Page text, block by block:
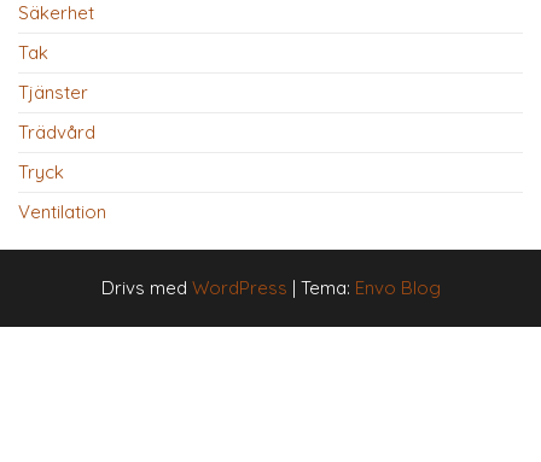
Säkerhet
Tak
Tjänster
Trädvård
Tryck
Ventilation
Drivs med WordPress | Tema: Envo Blog